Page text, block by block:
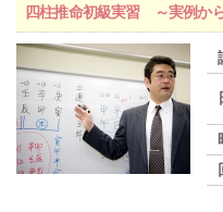
四柱推命初級実習 ～実例か